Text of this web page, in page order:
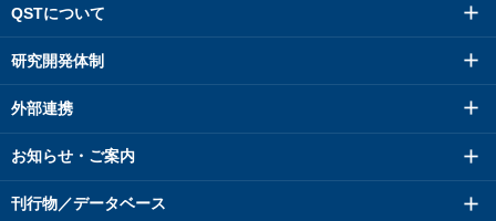
QSTについて
研究開発体制
外部連携
お知らせ・ご案内
刊行物／データベース